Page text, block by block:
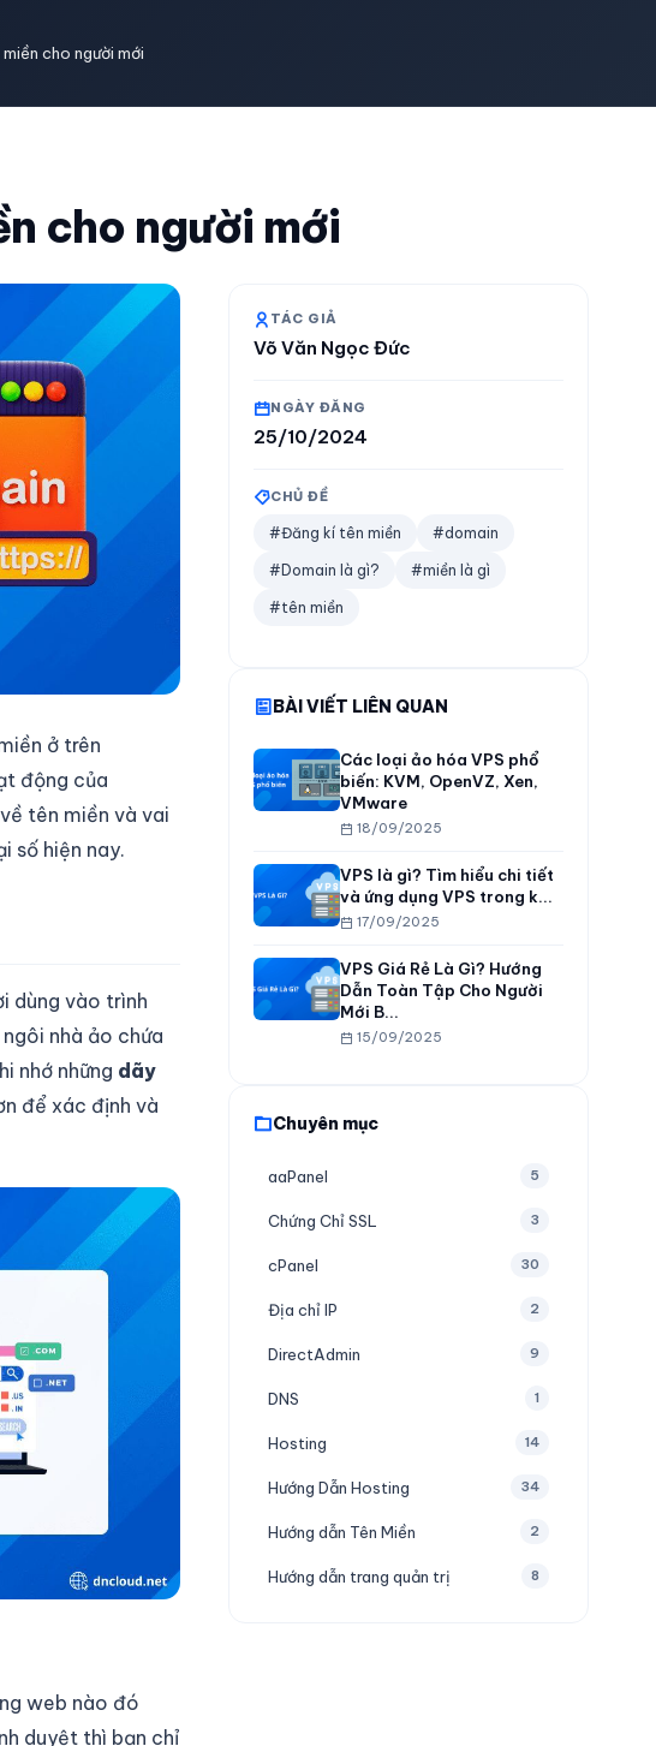
cho người mới
cho người mới
ở trên
động của
tên miền và vai
số hiện nay.
dùng vào trình
nhà ảo chứa
nhớ những dãy
để xác định và
web nào đó
duyệt thì bạn chỉ
TÁC GIẢ
Võ Văn Ngọc Đức
NGÀY ĐĂNG
25/10/2024
CHỦ ĐỀ
#Đăng kí tên miền #domain
#Domain là gì? #miền là gì
#tên miền
BÀI VIẾT LIÊN QUAN
Các loại ảo hóa VPS phổ
biến: KVM, OpenVZ, Xen,
VMware
18/09/2025
VPS là gì? Tìm hiểu chi tiết
và ứng dụng VPS trong k...
17/09/2025
VPS Giá Rẻ Là Gì? Hướng
Dẫn Toàn Tập Cho Người
Mới B...
15/09/2025
Chuyên mục
aaPanel 5
Chứng Chỉ SSL 3
cPanel 30
Địa chỉ IP 2
DirectAdmin 9
DNS 1
Hosting 14
Hướng Dẫn Hosting 34
Hướng dẫn Tên Miền 2
Hướng dẫn trang quản trị 8